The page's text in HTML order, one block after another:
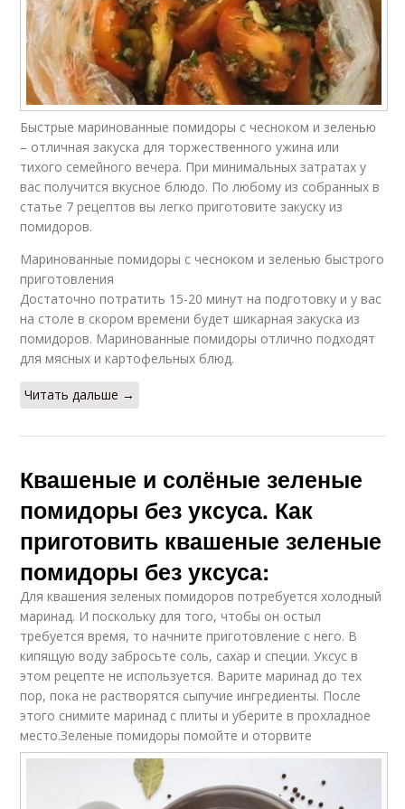
Быстрые маринованные помидоры с чесноком и зеленью
– отличная закуска для торжественного ужина или
тихого семейного вечера. При минимальных затратах у
вас получится вкусное блюдо. По любому из собранных в
статье 7 рецептов вы легко приготовите закуску из
помидоров.
Маринованные помидоры с чесноком и зеленью быстрого
приготовления
Достаточно потратить 15-20 минут на подготовку и у вас
на столе в скором времени будет шикарная закуска из
помидоров. Маринованные помидоры отлично подходят
для мясных и картофельных блюд.
Читать дальше →
Квашеные и солёные зеленые
помидоры без уксуса. Как
приготовить квашеные зеленые
помидоры без уксуса:
Для квашения зеленых помидоров потребуется холодный
маринад. И поскольку для того, чтобы он остыл
требуется время, то начните приготовление с него. В
кипящую воду забросьте соль, сахар и специи. Уксус в
этом рецепте не используется. Варите маринад до тех
пор, пока не растворятся сыпучие ингредиенты. После
этого снимите маринад с плиты и уберите в прохладное
место.Зеленые помидоры помойте и оторвите